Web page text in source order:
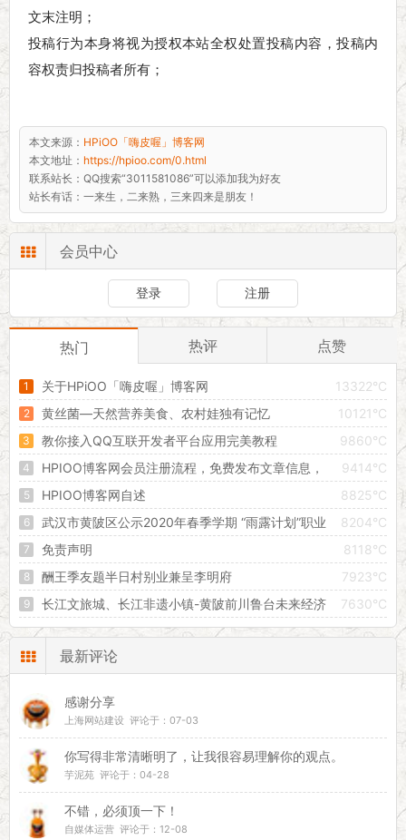
文末注明；
投稿行为本身将视为授权本站全权处置投稿内容，投稿内
容权责归投稿者所有；
本文来源： HPiOO「嗨皮喔」博客网
本文地址： https://hpioo.com/0.html
联系站长： QQ搜索“3011581086”可以添加我为好友
站长有话： 一来生，二来熟，三来四来是朋友！
会员中心
登录 注册
热门 热评 点赞
13322°C
关于HPiOO「嗨皮喔」博客网
10121°C
黄丝菌—天然营养美食、农村娃独有记忆
9860°C
教你接入QQ互联开发者平台应用完美教程
9414°C
HPIOO博客网会员注册流程，免费发布文章信息，
创建属于自己的独立空间！
8825°C
HPIOO博客网自述
8204°C
武汉市黄陂区公示2020年春季学期 “雨露计划”职业
教育扶贫助学拟补助对象
8118°C
免责声明
7923°C
酬王季友题半日村别业兼呈李明府
7630°C
长江文旅城、长江非遗小镇-黄陂前川鲁台未来经济
增长的引擎
最新评论
感谢分享
上海网站建设 评论于：07-03
你写得非常清晰明了，让我很容易理解你的观点。
芋泥苑 评论于：04-28
不错，必须顶一下！
自媒体运营 评论于：12-08